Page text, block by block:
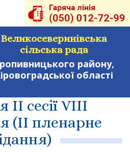
Великосеверинівська
сільська рада
району,
області
ІІ сесії VIII
(ІІ пленарне